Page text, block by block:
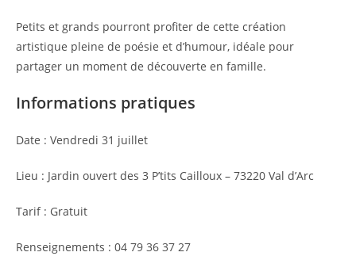
Petits et grands pourront profiter de cette création
artistique pleine de poésie et d’humour, idéale pour
partager un moment de découverte en famille.
Informations pratiques
Date : Vendredi 31 juillet
Lieu : Jardin ouvert des 3 P’tits Cailloux – 73220 Val d’Arc
Tarif : Gratuit
Renseignements : 04 79 36 37 27